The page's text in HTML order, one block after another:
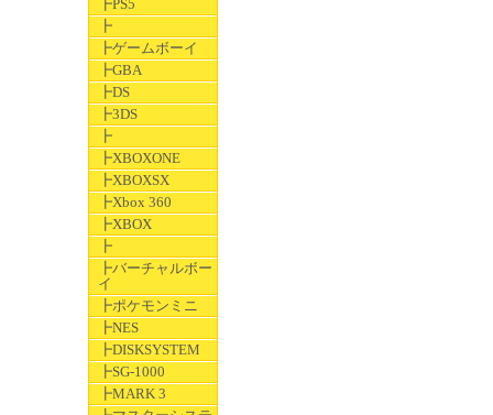
┣PS5
┣
┣ゲームボーイ
┣GBA
┣DS
┣3DS
┣
┣XBOXONE
┣XBOXSX
┣Xbox 360
┣XBOX
┣
┣バーチャルボー
イ
┣ポケモンミニ
┣NES
┣DISKSYSTEM
┣SG-1000
┣MARK 3